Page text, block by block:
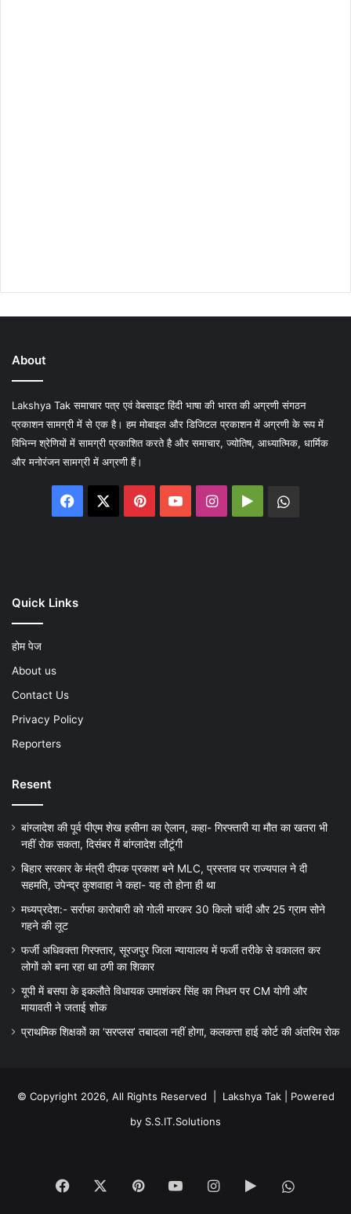
About
Lakshya Tak समाचार पत्र एवं वेबसाइट हिंदी भाषा की भारत की अग्रणी संगठन
प्रकाशन सामग्री में से एक है। हम मोबाइल और डिजिटल प्रकाशन में अग्रणी के रूप में
विभिन्न श्रेणियों में सामग्री प्रकाशित करते है और समाचार, ज्योतिष, आध्यात्मिक, धार्मिक
और मनोरंजन सामग्री में अग्रणी हैं।
Facebook PinterestYouTubeInstagram
Google
Quick Links
होम पेज
About us
Contact Us
Privacy Policy
Reporters
Resent
बांग्लादेश की पूर्व पीएम शेख हसीना का ऐलान, कहा- गिरफ्तारी या मौत का खतरा भी
नहीं रोक सकता, दिसंबर में बांग्लादेश लौटूंगी
बिहार सरकार के मंत्री दीपक प्रकाश बने MLC, प्रस्ताव पर राज्यपाल ने दी
सहमति, उपेन्द्र कुशवाहा ने कहा- यह तो होना ही था
मध्यप्रदेश:- सर्राफा कारोबारी को गोली मारकर 30 किलो चांदी और 25 ग्राम सोने
गहने की लूट
फर्जी अधिवक्ता गिरफ्तार, सूरजपुर जिला न्यायालय में फर्जी तरीके से वकालत कर
लोगों को बना रहा था ठगी का शिकार
यूपी में बसपा के इकलौते विधायक उमाशंकर सिंह का निधन पर CM याेगी और
मायावती ने जताई शोक
प्राथमिक शिक्षकों का ‘सरप्लस’ तबादला नहीं होगा, कलकत्ता हाई कोर्ट की अंतरिम रोक
© Copyright 2026, All Rights Reserved | Lakshya Tak| Powered
by S.S.IT.Solutions
Facebook PinterestYouTubeInstagram
Google